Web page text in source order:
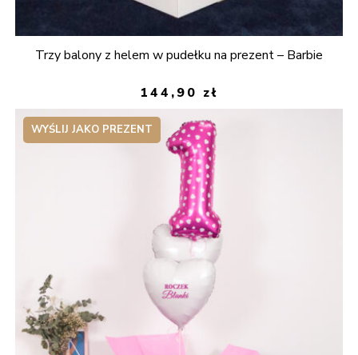
Trzy balony z helem w pudełku na prezent – Barbie
144,90 zł
WYŚLIJ JAKO PREZENT